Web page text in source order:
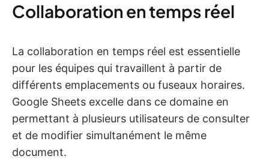
Collaboration en temps réel
La collaboration en temps réel est essentielle
pour les équipes qui travaillent à partir de
différents emplacements ou fuseaux horaires.
Google Sheets excelle dans ce domaine en
permettant à plusieurs utilisateurs de consulter
et de modifier simultanément le même
document.